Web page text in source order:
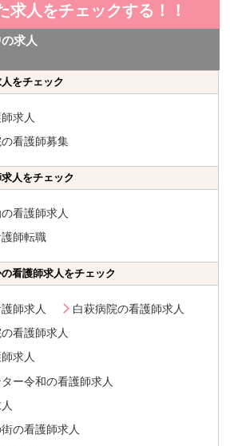
求人をチェックする！！
求人
をチェック
求人
看護師募集
人をチェック
看護師求人
師転職
看護師求人をチェック
師求人
白萩病院の看護師求人
看護師求人
求人
ー令和の看護師求人
の看護師求人